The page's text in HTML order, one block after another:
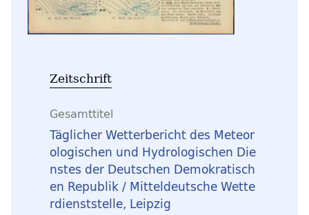
Zeitschrift
Gesamttitel
Täglicher Wetterbericht des Meteor
ologischen und Hydrologischen Die
nstes der Deutschen Demokratisch
en Republik / Mitteldeutsche Wette
rdienststelle, Leipzig